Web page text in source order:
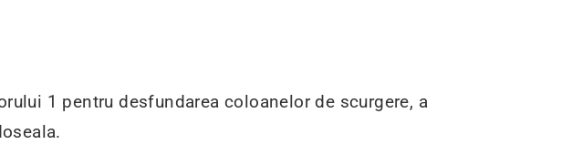
1 pentru desfundarea coloanelor de scurgere, a